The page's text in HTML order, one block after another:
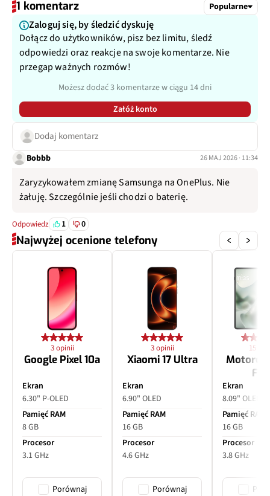
Matryca 1/4", 1,12 µm
Ogniskowa 16 mm
Filmy Tak
Zoom optyczny
Inne
1 komentarz Popularne
Zaloguj się, by śledzić dyskuję
Dołącz do użytkowników, pisz bez limitu, śledź
odpowiedzi oraz reakcje na swoje komentarze. Nie
przegap ważnych rozmów!
Możesz dodać 3 komentarze w ciągu 14 dni
Załóż konto
Dodaj komentarz
Bobbb 26 MAJ 2026 · 11:34
Zaryzykowałem zmianę Samsunga na OnePlus. Nie
żałuję. Szczególnie jeśli chodzi o baterię.
Odpowiedz 1 0
Najwyżej ocenione telefony
3 opinii
Google Pixel 10a
Ekran
6.30" P-OLED
Pamięć RAM
8 GB
Procesor
3.1 GHz
Porównaj
3 opinii
Xiaomi 17 Ultra
Ekran
6.90" OLED
Pamięć RAM
16 GB
Procesor
4.6 GHz
Porównaj
15
Motorola
Ekran
8.09" OLED
Pamięć RAM
16 GB
Procesor
3.8 GHz